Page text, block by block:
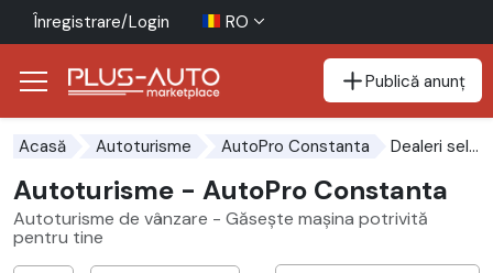
Înregistrare/Login RO
Publică anunț
Acasă Autoturisme AutoPro Constanta Dealeri selectați
Autoturisme - AutoPro Constanta
Autoturisme de vânzare - Găsește mașina potrivită
pentru tine